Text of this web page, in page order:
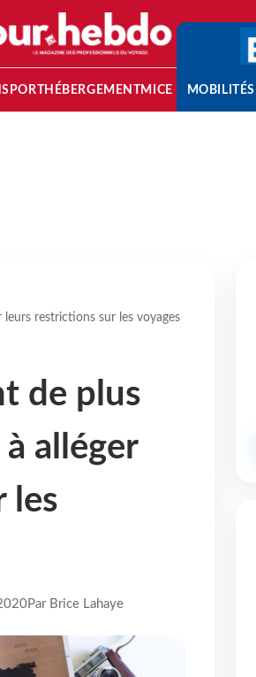
HÉBERGEMENTMICE MOBILITÉS
restrictions sur les voyages
de plus
alléger
les
Par Brice Lahaye